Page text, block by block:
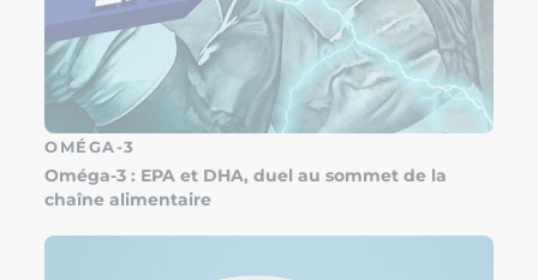
OMÉGA-3
Oméga-3 : EPA et DHA, duel au sommet de la
chaîne alimentaire